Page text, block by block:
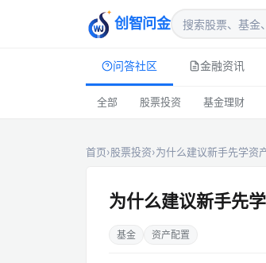
创智问金
问答社区 金融资讯
全部 股票投资 基金理财
首页›股票投资›为什么建议新手先学资
为什么建议新手先
基金 资产配置